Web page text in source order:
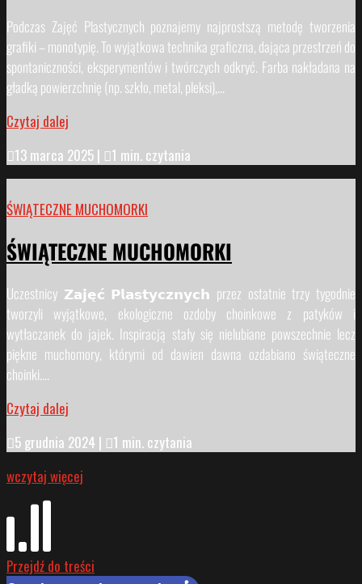
Podczas Zajęć Plastycznych poznajemy najprostszą metodę tworzenia
grafiki – monotypię. To wyjątkowa technika graficzna, dająca przestrzeń do
spontaniczności, eksperymentów i twórczych odkryć. Farba nakładana na
gładką powierzchnię (np. szkło, metal, pleksi),...
Czytaj dalej
13 marca 2025 | 1 min. czytania
ŚWIĄTECZNE MUCHOMORKI
ŚWIĄTECZNE MUCHOMORKI
Uczestnicy 𝗭𝗮𝗷𝗲̨𝗰́ 𝗣𝗹𝗮𝘀𝘁𝘆𝗰𝘇𝗻𝘆𝗰𝗵 przez ostatnie trzy tygodnie
tworzyli wyjątkowe, ekologiczne ozdoby choinkowe z patyków i
wytłaczanek do jajek. Inspiracją stały się nielubiane powszechnie lecz
piękne muchomory, którymi od dawien dawna ozdabiano świąteczne
choinki....
Czytaj dalej
5 grudnia 2024 | 1 min. czytania
wczytaj więcej
Przejdź do treści